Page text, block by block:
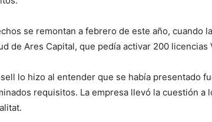
se remontan a febrero de este año, cuando
de Ares Capital, que pedía activar 200
lo hizo al entender que se había presentado
requisitos. La empresa llevó la cuestión a